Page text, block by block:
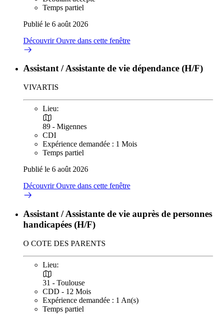
Temps partiel
Publié le 6 août 2026
DécouvrirOuvre dans cette fenêtre
Assistant / Assistante de vie dépendance (H/F)
VIVARTIS
Lieu:
89 - Migennes
CDI
Expérience demandée : 1 Mois
Temps partiel
Publié le 6 août 2026
DécouvrirOuvre dans cette fenêtre
Assistant / Assistante de vie auprès de personnes
handicapées (H/F)
O COTE DES PARENTS
Lieu:
31 - Toulouse
CDD - 12 Mois
Expérience demandée : 1 An(s)
Temps partiel